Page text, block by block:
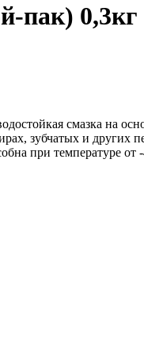
пак) 0,3кг
смазка на
зубчатых и других
при температуре